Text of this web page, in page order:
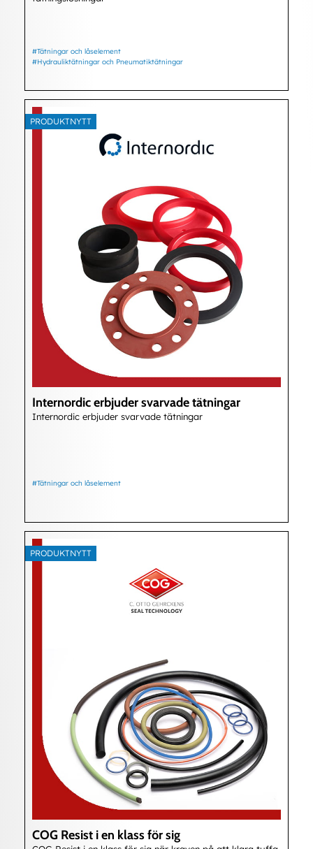
#Tätningar och låselement
#Hydrauliktätningar och Pneumatiktätningar
Internordic erbjuder svarvade tätningar
Internordic erbjuder svarvade tätningar
#Tätningar och låselement
PRODUKTNYTT
COG Resist i en klass för sig
PRODUKTNYTT